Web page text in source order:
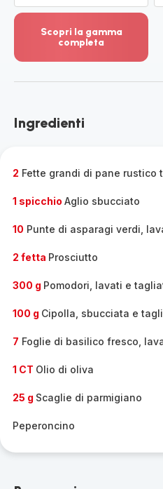
Scopri la gamma
completa
dettagli
la
Ingredienti
2 Fette grandi di pane rustico
1 spicchio Aglio sbucciato
10 Punte di asparagi verdi,
2 fetta Prosciutto
300 g Pomodori, lavati e
100 g Cipolla, sbucciata e
7 Foglie di basilico fresco,
1 CT Olio di oliva
25 g Scaglie di parmigiano
Peperoncino